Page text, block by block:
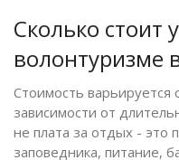
Сколько стоит
волонтуризме
Стоимость
зависимости от
не плата за отдых - это
заповедника, питание,